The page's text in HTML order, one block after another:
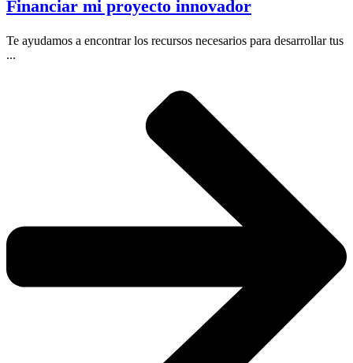
Financiar mi proyecto innovador
Te ayudamos a encontrar los recursos necesarios para desarrollar tus
...